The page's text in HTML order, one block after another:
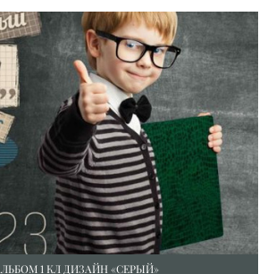
1 КЛ ДИЗАЙН «СЕРЫЙ»